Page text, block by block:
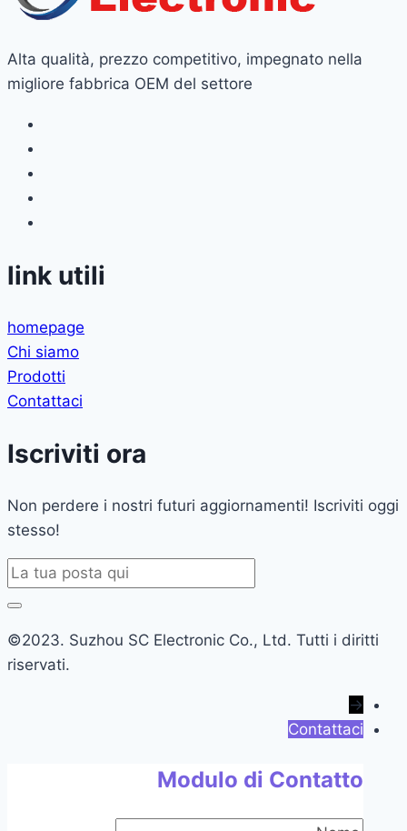
Alta qualità, prezzo competitivo, impegnato nella
migliore fabbrica OEM del settore
link utili
homepage
Chi siamo
Prodotti
Contattaci
Iscriviti ora
Non perdere i nostri futuri aggiornamenti! Iscriviti oggi
stesso!
©2023. Suzhou SC Electronic Co., Ltd. Tutti i diritti
riservati.
→
Contattaci
Modulo di Contatto